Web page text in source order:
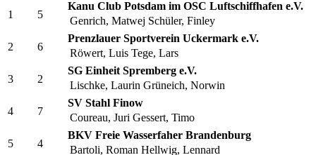
Rank Lane
Boat
1
5
Kanu Club Potsdam im OSC Luftschiffhafen e.V.
Genrich, Matwej Schüler, Finley
2 6
Prenzlauer Sportverein Uckermark e.V.
Röwert, Luis Tege, Lars
3 2
SG Einheit Spremberg e.V.
Lischke, Laurin Grüneich, Norwin
4 7
SV Stahl Finow
Coureau, Juri Gessert, Timo